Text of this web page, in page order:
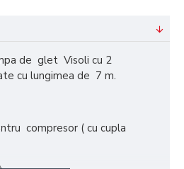
de glet Visoli cu 2
cu lungimea de 7 m.
compresor ( cu cupla